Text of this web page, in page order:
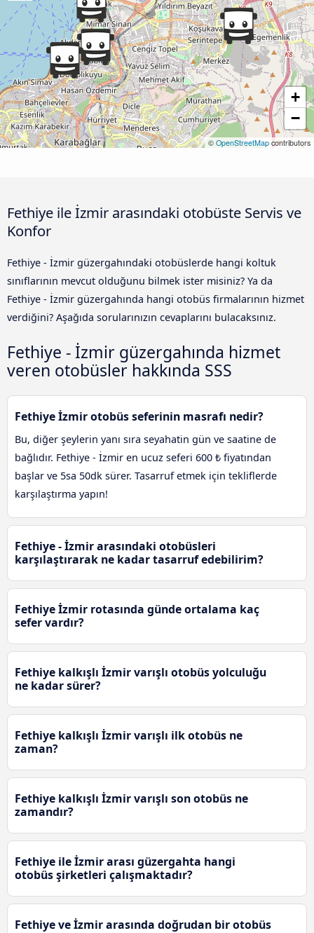
+
−
© OpenStreetMap contributors
Fethiye ile İzmir arasındaki otobüste Servis ve
Konfor
Fethiye - İzmir güzergahındaki otobüslerde hangi koltuk
sınıflarının mevcut olduğunu bilmek ister misiniz? Ya da
Fethiye - İzmir güzergahında hangi otobüs firmalarının hizmet
verdiğini? Aşağıda sorularınızın cevaplarını bulacaksınız.
Fethiye - İzmir güzergahında hizmet
veren otobüsler hakkında SSS
Fethiye İzmir otobüs seferinin masrafı nedir?
Bu, diğer şeylerin yanı sıra seyahatin gün ve saatine de
bağlıdır. Fethiye - İzmir en ucuz seferi 600 ₺ fiyatından
başlar ve 5sa 50dk sürer. Tasarruf etmek için tekliflerde
karşılaştırma yapın!
Fethiye - İzmir arasındaki otobüsleri
karşılaştırarak ne kadar tasarruf edebilirim?
Fethiye İzmir rotasında günde ortalama kaç
sefer vardır?
Fethiye kalkışlı İzmir varışlı otobüs yolculuğu
ne kadar sürer?
Fethiye kalkışlı İzmir varışlı ilk otobüs ne
zaman?
Fethiye kalkışlı İzmir varışlı son otobüs ne
zamandır?
Fethiye ile İzmir arası güzergahta hangi
otobüs şirketleri çalışmaktadır?
Fethiye ve İzmir arasında doğrudan bir otobüs